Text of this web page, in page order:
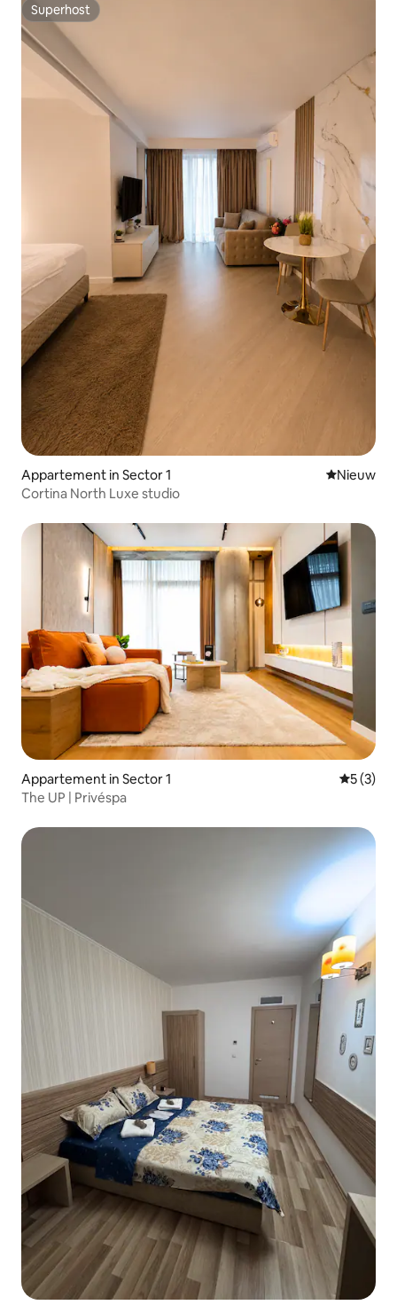
Superhost
Superhost
Appartement in Sector 1 Nieuwe
Nieuw
Cortina North Luxe studio
Appartement in Sector 1
5 (3)
The UP | Privéspa